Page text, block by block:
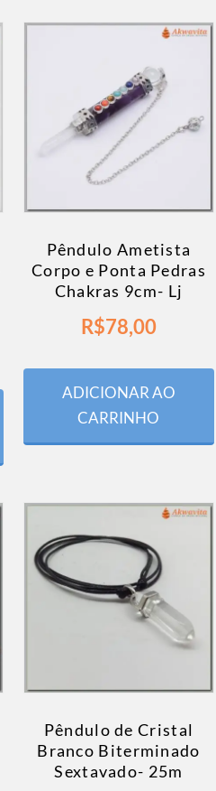
Pêndulo Ametista
Corpo e Ponta Pedras
Chakras 9cm- Lj
R$78,00
ADICIONAR AO
CARRINHO
Pêndulo de Cristal
Branco Biterminado
Sextavado- 25m